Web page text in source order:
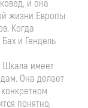
и она
жизни Европы
Когда
и Гендель
Шкала имеет
Она делает
понятно,